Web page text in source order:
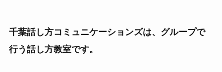
千葉話し方コミュニケーションズは、グループで
行う話し方教室です。